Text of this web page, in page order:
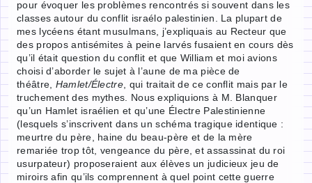
pour évoquer les problèmes rencontrés si souvent dans les
classes autour du conflit israélo palestinien. La plupart de
mes lycéens étant musulmans, j’expliquais au Recteur que
des propos antisémites à peine larvés fusaient en cours dès
qu’il était question du conflit et que William et moi avions
choisi d’aborder le sujet à l’aune de ma pièce de
théâtre, Hamlet/Électre, qui traitait de ce conflit mais par le
truchement des mythes. Nous expliquions à M. Blanquer
qu’un Hamlet israélien et qu’une Électre Palestinienne
(lesquels s’inscrivent dans un schéma tragique identique :
meurtre du père, haine du beau-père et de la mère
remariée trop tôt, vengeance du père, et assassinat du roi
usurpateur) proposeraient aux élèves un judicieux jeu de
miroirs afin qu’ils comprennent à quel point cette guerre